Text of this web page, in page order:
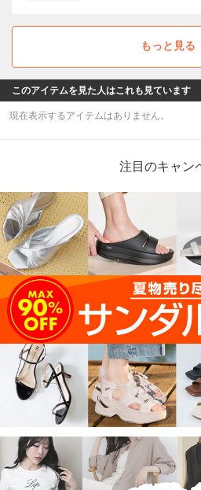
もっと見る
このアイテムを見た人はこれも見ています
現在表示するアイテムはありません。
注目のキャン